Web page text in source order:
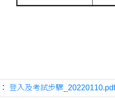
： 登入及考試步驟_20220110.pdf